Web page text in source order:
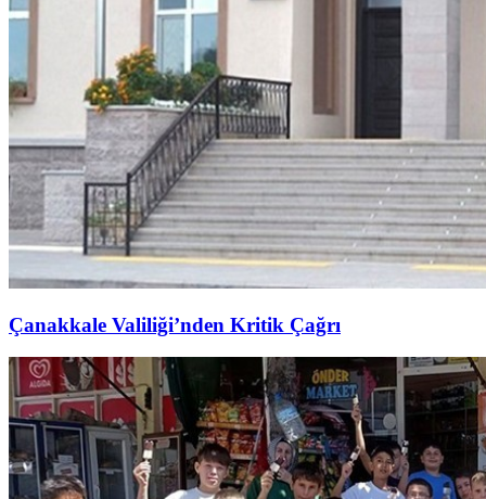
Çanakkale Valiliği’nden Kritik Çağrı